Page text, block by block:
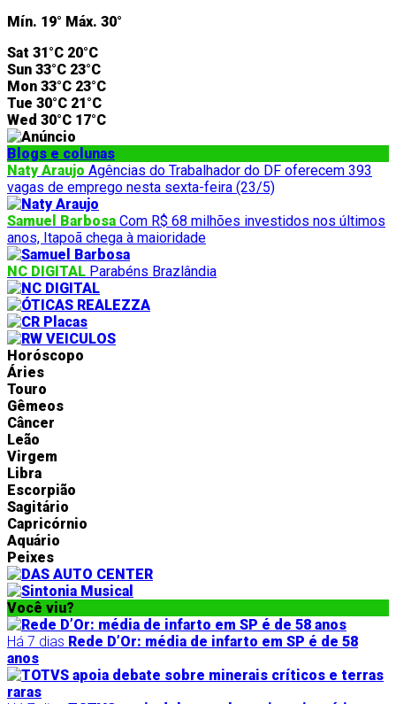
Mín. 19° Máx. 30°
Sat 31°C 20°C
Sun 33°C 23°C
Mon 33°C 23°C
Tue 30°C 21°C
Wed 30°C 17°C
Blogs e colunas
Naty Araujo Agências do Trabalhador do DF oferecem 393
vagas de emprego nesta sexta-feira (23/5)
Samuel Barbosa Com R$ 68 milhões investidos nos últimos
anos, Itapoã chega à maioridade
NC DIGITAL Parabéns Brazlândia
Horóscopo
Áries
Touro
Gêmeos
Câncer
Leão
Virgem
Libra
Escorpião
Sagitário
Capricórnio
Aquário
Peixes
Você viu?
Há 7 dias Rede D’Or: média de infarto em SP é de 58
anos